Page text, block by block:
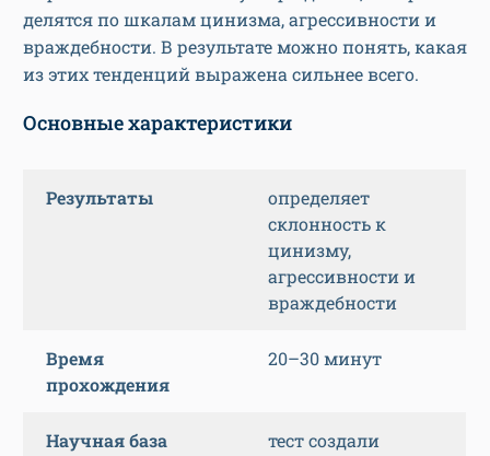
делятся по шкалам цинизма, агрессивности и
враждебности. В результате можно понять, какая
из этих тенденций выражена сильнее всего.
Основные характеристики
Результаты
определяет
склонность к
цинизму,
агрессивности и
враждебности
Время
прохождения
20–30 минут
Научная база
тест создали